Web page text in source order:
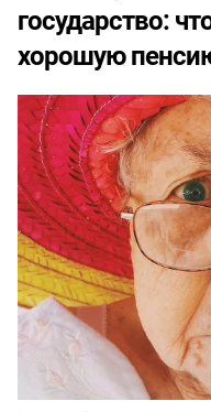
государство:
хорошую